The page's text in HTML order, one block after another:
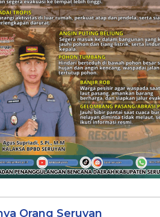
Orang Seruyan